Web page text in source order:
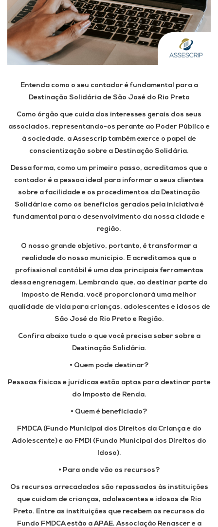
Entenda como o seu contador é fundamental para a
Destinação Solidária de São José do Rio Preto
Como órgão que cuida dos interesses gerais dos seus
associados, representando-os perante ao Poder Público e
à sociedade, a Assescrip também exerce o papel de
conscientização sobre a Destinação Solidária.
Dessa forma, como um primeiro passo, acreditamos que o
contador é a pessoa ideal para informar a seus clientes
sobre a facilidade e os procedimentos da Destinação
Solidária e como os benefícios gerados pela iniciativa é
fundamental para o desenvolvimento da nossa cidade e
região.
O nosso grande objetivo, portanto, é transformar a
realidade do nosso município. E acreditamos que o
profissional contábil é uma das principais ferramentas
dessa engrenagem. Lembrando que, ao destinar parte do
Imposto de Renda, você proporcionará uma melhor
qualidade de vida para crianças, adolescentes e idosos de
São José do Rio Preto e Região.
Confira abaixo tudo o que você precisa saber sobre a
Destinação Solidária.
• Quem pode destinar?
Pessoas físicas e jurídicas estão aptas para destinar parte
do Imposto de Renda.
• Quem é beneficiado?
FMDCA (Fundo Municipal dos Direitos da Criança e do
Adolescente) e ao FMDI (Fundo Municipal dos Direitos do
Idoso).
• Para onde vão os recursos?
Os recursos arrecadados são repassados às instituições
que cuidam de crianças, adolescentes e idosos de Rio
Preto. Entre as instituições que recebem os recursos do
Fundo FMDCA estão a APAE, Associação Renascer e a